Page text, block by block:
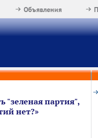
Объявления
"зеленая партия",
нет?»